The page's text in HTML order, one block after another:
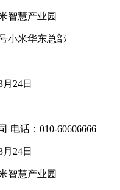
智慧产业园
小米华东总部
24日
电话：010-60606666
24日
智慧产业园